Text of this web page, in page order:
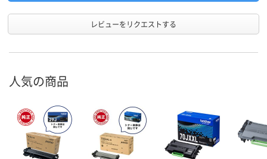
レビューをリクエストする
人気の商品